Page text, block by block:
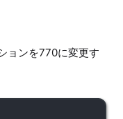
ョンを770に変更す